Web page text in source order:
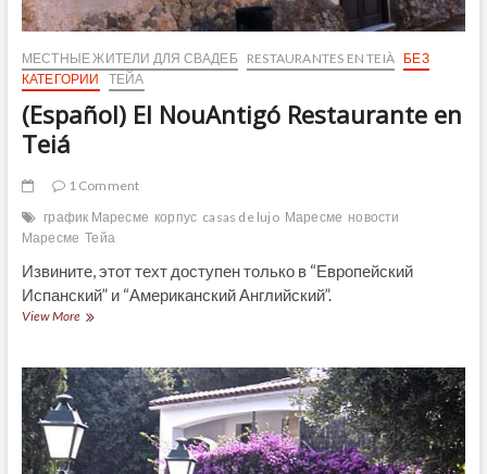
МЕСТНЫЕ ЖИТЕЛИ ДЛЯ СВАДЕБ RESTAURANTES EN TEIÀ
БЕЗ
КАТЕГОРИИ
ТЕЙА
(Español) El NouAntigó Restaurante en
Teiá
1 Comment
график Маресме корпус casas de lujo Маресме новости
Маресме Тейа
Извините, этот техт доступен только в “Европейский
Испанский” и “Американский Английский”.
View More(Español)
Restaurante
en
Teiá